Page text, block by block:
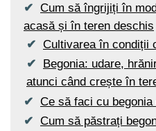
Cum să îngrijiți în
acasă și în teren deschis
Cultivarea în condiții
Begonia: udare,
atunci când crește în
Ce să faci cu
Cum să păstrați